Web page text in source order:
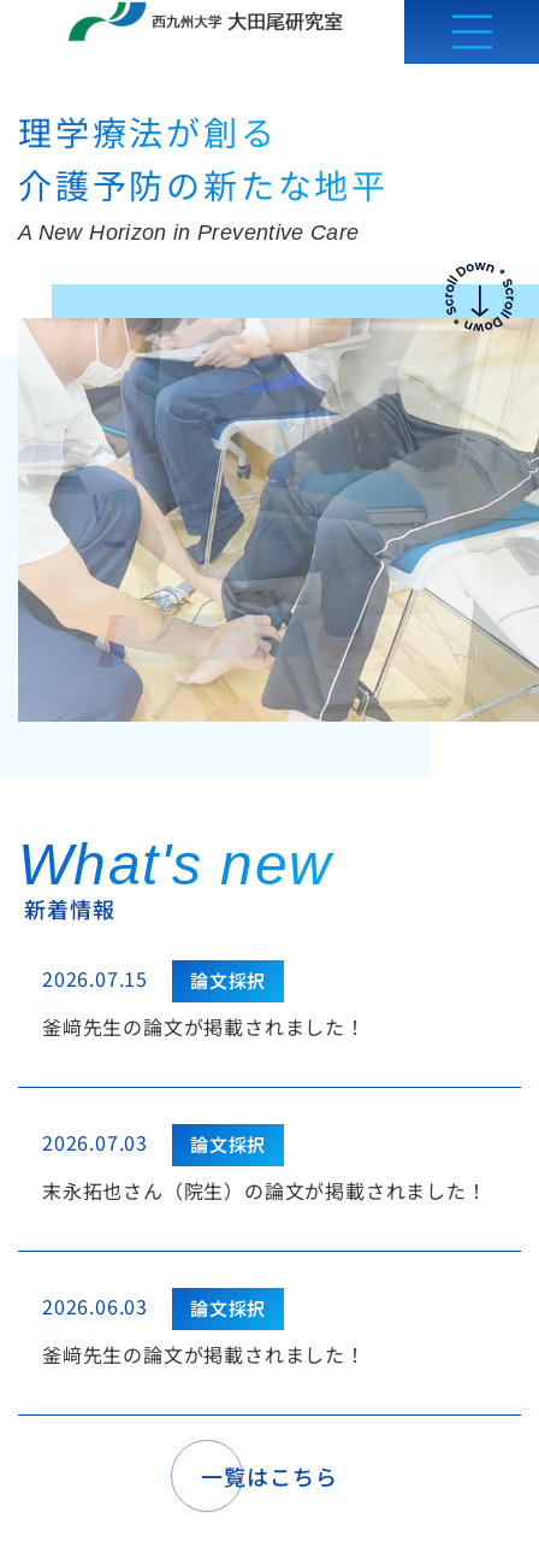
プ
理学療法が創る
介護予防の新たな地平
A New Horizon in Preventive Care
What's new
新着情報
2026.07.15 論文採択
釜﨑先生の論文が掲載されました！
2026.07.03 論文採択
末永拓也さん（院生）の論文が掲載されました！
2026.06.03 論文採択
釜﨑先生の論文が掲載されました！
一覧はこちら